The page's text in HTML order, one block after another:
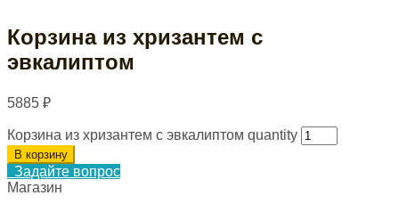
Корзина из хризантем с
эвкалиптом
5885 ₽
Корзина из хризантем с эвкалиптом quantity
В корзину
Задайте вопрос
Магазин